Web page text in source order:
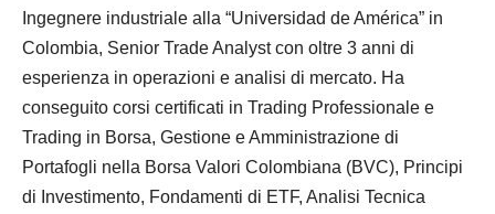
Ingegnere industriale alla “Universidad de América” in
Colombia, Senior Trade Analyst con oltre 3 anni di
esperienza in operazioni e analisi di mercato. Ha
conseguito corsi certificati in Trading Professionale e
Trading in Borsa, Gestione e Amministrazione di
Portafogli nella Borsa Valori Colombiana (BVC), Principi
di Investimento, Fondamenti di ETF, Analisi Tecnica